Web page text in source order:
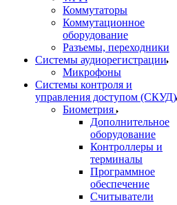
Коммутаторы
Коммутационное
оборудование
Разъемы, переходники
Системы аудиорегистрации
Микрофоны
Системы контроля и
управления доступом (СКУД)
Биометрия
Дополнительное
оборудование
Контроллеры и
терминалы
Программное
обеспечение
Считыватели